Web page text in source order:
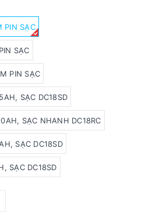
PIN SẠC
SẠC
PIN SẠC
SẠC DC18SD
SẠC NHANH DC18RC
SẠC DC18SD
SẠC DC18SD